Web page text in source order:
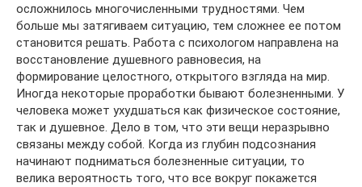
осложнилось многочисленными трудностями. Чем
больше мы затягиваем ситуацию, тем сложнее ее потом
становится решать. Работа с психологом направлена на
восстановление душевного равновесия, на
формирование целостного, открытого взгляда на мир.
Иногда некоторые проработки бывают болезненными. У
человека может ухудшаться как физическое состояние,
так и душевное. Дело в том, что эти вещи неразрывно
связаны между собой. Когда из глубин подсознания
начинают подниматься болезненные ситуации, то
велика вероятность того, что все вокруг покажется